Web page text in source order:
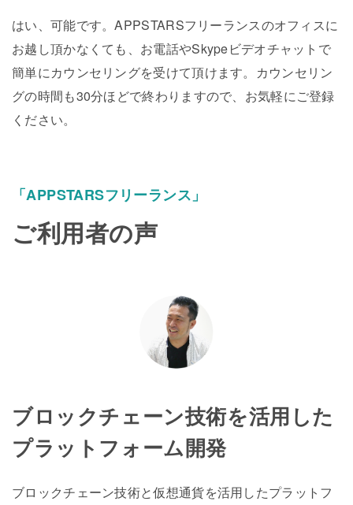
はい、可能です。APPSTARSフリーランスのオフィスに
お越し頂かなくても、お電話やSkypeビデオチャットで
簡単にカウンセリングを受けて頂けます。カウンセリン
グの時間も30分ほどで終わりますので、お気軽にご登録
ください。
「APPSTARSフリーランス」
ご利用者の声
ブロックチェーン技術を活用した
プラットフォーム開発
ブロックチェーン技術と仮想通貨を活用したプラットフ